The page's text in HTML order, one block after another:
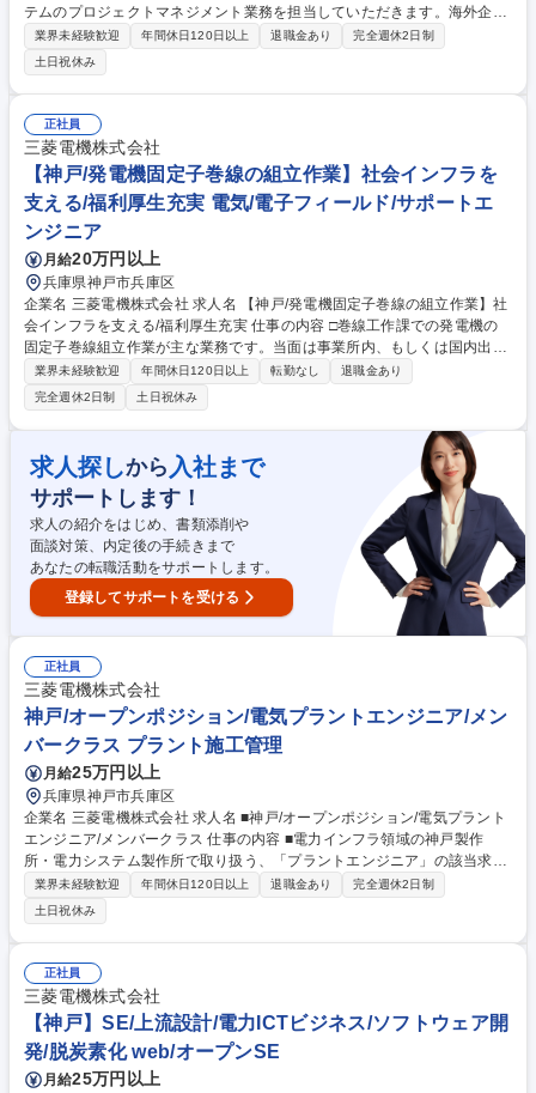
テムのプロジェクトマネジメント業務を担当していただきます。海外企業
との折衝や、長期かつ複雑な工程管理など、チャレンジングな環境でプロ
ジェクトを推進していただきます。 【■具体的には】◎顧客要求の分析・
整理◎顧客との折衝（スケジュール調整、仕様確認、契約関連対応）◎海
外企業（米国関連会社・関連メーカー）との仕様打ち合わせ・情報共有
（英語使用）◎関係部署や協力会社を含めた仕様・工程の最適化◎大規模
プロジェクト特有の複雑なスケジュール管理とアクションアイテムの定義
◎プロジェクト進捗・コスト管理および課題解決の推進◎必要に応じた報
告書・資料作成 募集職種 【神戸】原子力プラント/小型モジュール炉向け
計装・制御システムのPM
業界未経験歓迎 年間休日120日以上 退職金あり
完全週休2日制
土日祝休み
正社員
三菱電機株式会社
【神戸/発電機固定子巻線の組立作業】社会インフラを
支える/福利厚生充実 電気/電子フィールド/サポートエ
ンジニア
月給20万円以上
兵庫県神戸市兵庫区
企業名 三菱電機株式会社 求人名 【神戸/発電機固定子巻線の組立作業】社
会インフラを支える/福利厚生充実 仕事の内容 □巻線工作課での発電機の
固定子巻線組立作業が主な業務です。当面は事業所内、もしくは国内出張
先で集団で行う巻線組立作業の一員として従事いただきます。 【具体的に
は】■絶縁テープの巻線 ■固定子コイルなど、発電機部品の組立 ■結線部の
ろう付け ■絶縁物の組立 ■エポキシ樹脂の塗布 ■塗装 など。作業場所は神
戸工場、もしくは発電機の納入先の客先発電所。当面は神戸工場と国内出
張先にて作業いただきます。ほとんどのメンバーが未経験からのスター
ト。作業要領書を読みつつ、主にOJTによりベテランの方と一緒に作業し
ながら、作業を覚えていただきます。 募集職種 【神戸/発電機固定子巻線
の組立作業】社会インフラを支える/福利厚生充実
業界未経験歓迎 年間休日120日以上 転勤なし
退職金あり
完全週休2日制
土日祝休み
求人探しから 入社まで
サポートします！
求人の紹介をはじめ、書類添削や
面談対策、内定後の手続きまで
あなたの転職活動をサポートします。
登録してサポートを受ける
正社員
三菱電機株式会社
神戸/オープンポジション/電気プラントエンジニア/メン
バークラス プラント施工管理
月給25万円以上
兵庫県神戸市兵庫区
企業名 三菱電機株式会社 求人名 ■神戸/オープンポジション/電気プラント
エンジニア/メンバークラス 仕事の内容 ■電力インフラ領域の神戸製作
所・電力システム製作所で取り扱う、「プラントエンジニア」の該当求人
にてメンバークラスにて幅広く検討させていただきます。 弊所の事業領域
全般に興味をお持ちの方、プラントエンジニアとして幅広いポジションで
の選考を希望される方につきましては、こちらにエントリーください。ご
登録いただいた情報を拝見し、神戸製作所・電力システム製作所にてご検
討させて頂きます。※書類選考合格の場合は選考合格の連絡に合わせて選
考ポジションのご連絡をさせていただきます。 募集職種 ■神戸/オープン
ポジション/電気プラントエンジニア/メンバークラス
業界未経験歓迎 年間休日120日以上 退職金あり
完全週休2日制
土日祝休み
正社員
三菱電機株式会社
【神戸】SE/上流設計/電力ICTビジネス/ソフトウェア開
発/脱炭素化 web/オープンSE
月給25万円以上